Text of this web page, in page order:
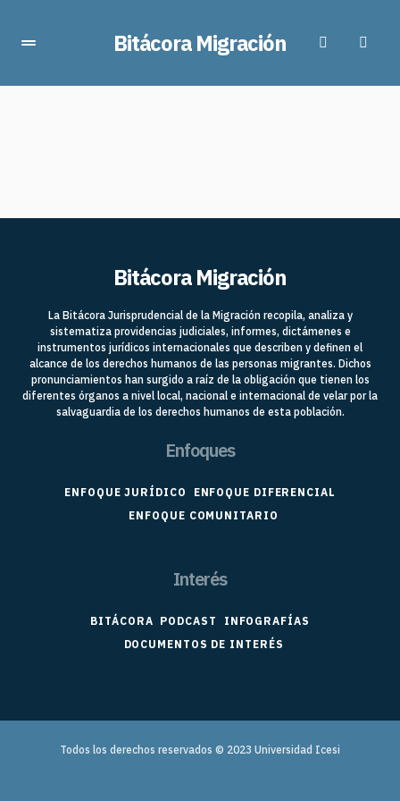
Bitácora Migración
Bitácora Migración
La Bitácora Jurisprudencial de la Migración recopila, analiza y
sistematiza providencias judiciales, informes, dictámenes e
instrumentos jurídicos internacionales que describen y definen el
alcance de los derechos humanos de las personas migrantes. Dichos
pronunciamientos han surgido a raíz de la obligación que tienen los
diferentes órganos a nivel local, nacional e internacional de velar por la
salvaguardia de los derechos humanos de esta población.
Enfoques
ENFOQUE JURÍDICO
ENFOQUE DIFERENCIAL
ENFOQUE COMUNITARIO
Interés
BITÁCORA PODCAST
INFOGRAFÍAS
DOCUMENTOS DE INTERÉS
Todos los derechos reservados © 2023 Universidad Icesi